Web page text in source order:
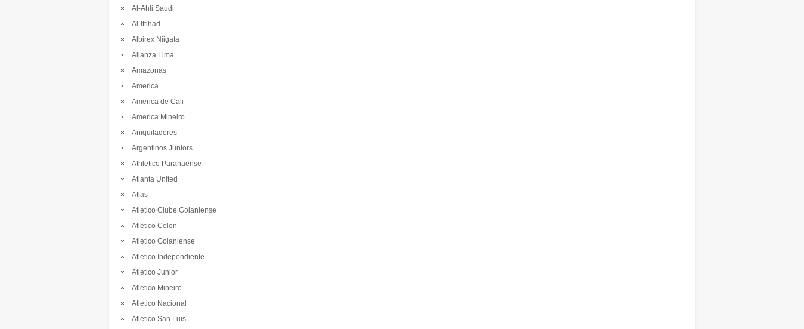
Al-Ahli Saudi
Al-Ittihad
Albirex Niigata
Alianza Lima
Amazonas
America
America de Cali
America Mineiro
Aniquiladores
Argentinos Juniors
Athletico Paranaense
Atlanta United
Atlas
Atletico Clube Goianiense
Atletico Colon
Atletico Goianiense
Atletico Independiente
Atletico Junior
Atletico Mineiro
Atletico Nacional
Atletico San Luis